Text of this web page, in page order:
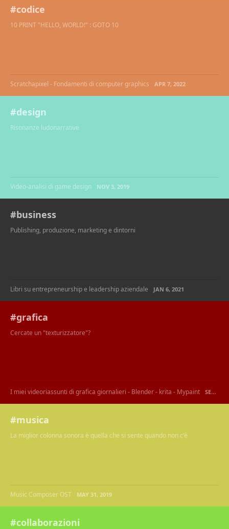
#codice
10 PRINT "HELLO, WORLD!" : GOTO 10
Scratchapixel - Fondamenti di computer graphics APR 7, 2022
#design
Risonanze ludonarrative
Video-analisi di game design NOV 3, 2019
#business
Publishing, produzione, marketing e dintorni
Libri su entrepreneurship e leadership aziendale JAN 6, 2021
#grafica
Cercate un "texturizzatore"?
I miei videoriassunti di grafica giornalieri - Blender - krita - Mypaint SEP 22, 2021
#musica
La miglior colonna sonora è quella che si sente quando non c'è
Music Composer OST MAY 31, 2019
#collaborazioni